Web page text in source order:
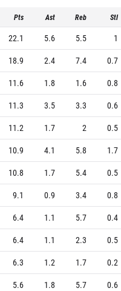
Pts Ast Reb Stl
22.1 5.6 5.5
1
18.9 2.4 7.4
0.7
11.6 1.8 1.6
0.8
11.3 3.5 3.3
0.6
11.2 1.7 2
0.5
10.9 4.1 5.8
1.7
10.8 1.7 5.4
0.5
9.1 0.9 3.4
0.8
6.4 1.1 5.7
0.4
6.4 1.1 2.3
0.5
6.3 1.2 1.7
0.2
5.6 1.8 5.7
0.6